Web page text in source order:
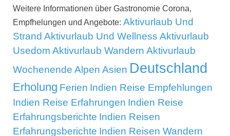
Weitere Informationen über Gastronomie Corona,
Empfhelungen und Angebote: Aktivurlaub Und
Strand Aktivurlaub Und Wellness Aktivurlaub
Usedom Aktivurlaub Wandern Aktivurlaub
Wochenende Alpen Asien Deutschland
Erholung Ferien Indien Reise Empfehlungen
Indien Reise Erfahrungen Indien Reise
Erfahrungsberichte Indien Reisen
Erfahrungsberichte Indien Reisen Wandern